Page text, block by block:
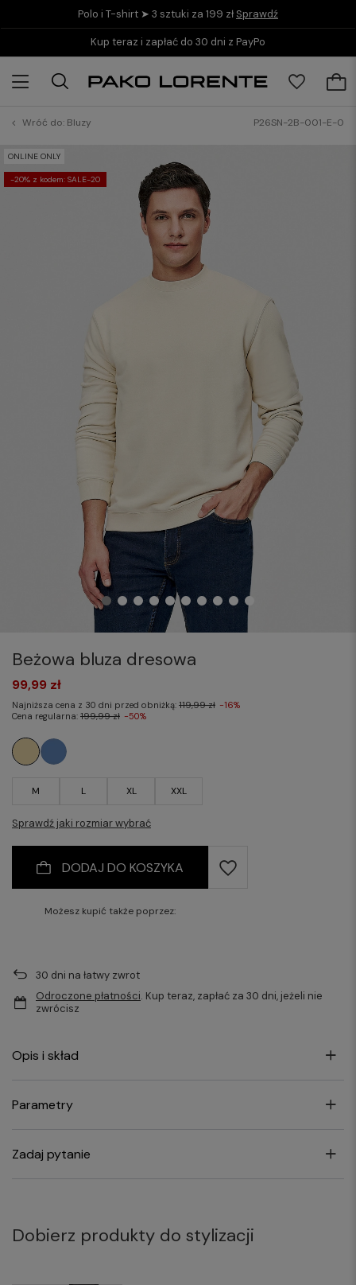
Polo i T-shirt ➤ 3 sztuki za 199 zł Sprawdź
Kup teraz i zapłać do 30 dni z PayPo
Wróć do: Bluzy P26SN-2B-001-E-0
ONLINE ONLY
-20% z kodem: SALE-20
Beżowa bluza dresowa
M L XL XXL
Sprawdź jaki rozmiar wybrać
99,99 zł
Najniższa cena z 30 dni przed obniżką: 119,99 zł -16%
Cena regularna: 199,99 zł -50%
DODAJ DO KOSZYKA
Możesz kupić także poprzez:
30 dni na łatwy zwrot
Odroczone płatności. Kup teraz, zapłać za 30 dni, jeżeli nie
zwrócisz
Opis i skład
Parametry
Zadaj pytanie
Dobierz produkty do stylizacji